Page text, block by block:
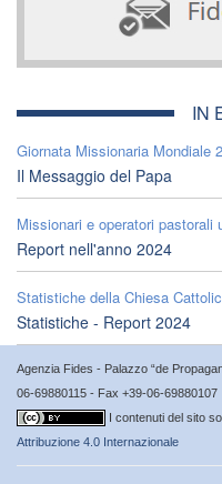
IN
Giornata Missionaria Mondiale
Il Messaggio del Papa
Missionari e operatori pastorali
Report nell'anno 2024
Statistiche della Chiesa
Statistiche - Report 2024
Agenzia Fides - Palazzo “de
06-69880115 - Fax +39-06-69880107
I contenuti del sito
Attribuzione 4.0 Internazionale